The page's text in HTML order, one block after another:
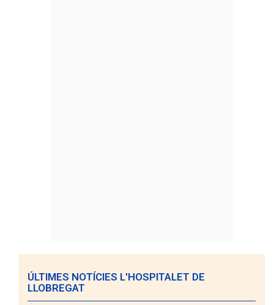
ÚLTIMES NOTÍCIES L'HOSPITALET DE
LLOBREGAT